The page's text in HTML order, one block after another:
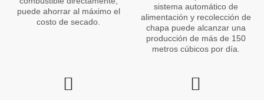
puede ahorrar al máximo el
costo de secado.
sistema automático de
alimentación y recolección de
chapa puede alcanzar una
producción de más de 150
metros cúbicos por día.